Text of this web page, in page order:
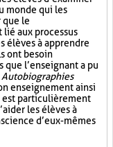
monde qui les
que le
aux processus
élèves à apprendre
ont besoin
que l’enseignant a pu
Autobiographies
enseignement ainsi
est particulièrement
les élèves à
d’eux-mêmes